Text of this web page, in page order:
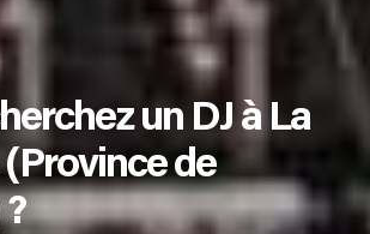
un DJ à La
de